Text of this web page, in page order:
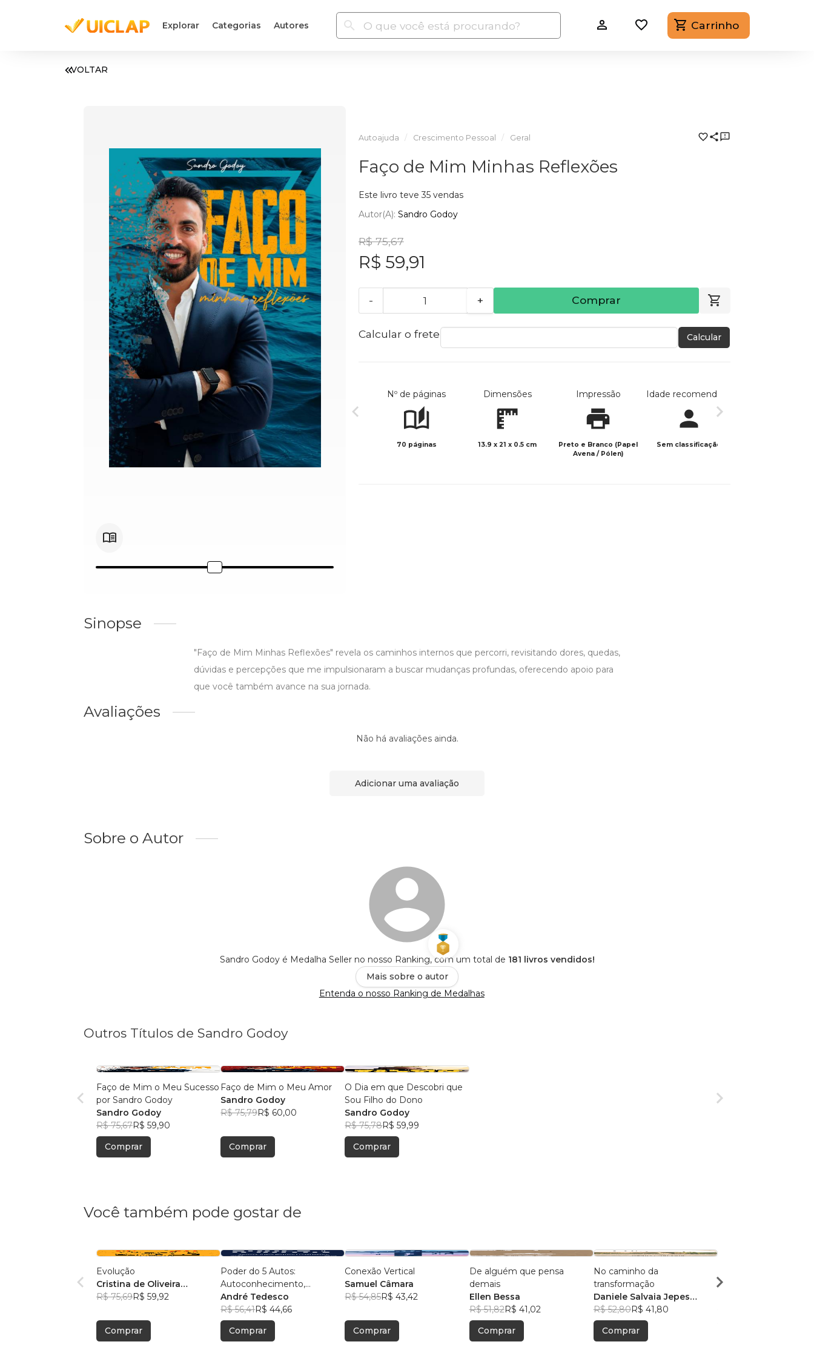
Explorar Categorias Autores Carrinho
VOLTAR
Autoajuda Crescimento Pessoal Geral
Faço de Mim Minhas Reflexões
Este livro teve 35 vendas
Autor(a): Sandro Godoy
R$ 75,67
R$ 59,91
- + Comprar
Calcular o frete Calcular
Nº de páginas
70 páginas
Dimensões
13.9 x 21 x 0.5 cm
Impressão
Preto e Branco (Papel
Avena / Pólen)
Idade recomendada
Sem classificação
Sinopse
"Faço de Mim Minhas Reflexões" revela os caminhos internos que percorri, revisitando dores, quedas,
dúvidas e percepções que me impulsionaram a buscar mudanças profundas, oferecendo apoio para
que você também avance na sua jornada.
Avaliações
Não há avaliações ainda.
Adicionar uma avaliação
Sobre o Autor
Sandro Godoy é Medalha Seller no nosso Ranking, com um total de 181 livros vendidos!
Mais sobre o autor
Entenda o nosso Ranking de Medalhas
Outros Títulos de Sandro Godoy
Faço de Mim o Meu Sucesso
por Sandro Godoy
Sandro Godoy
R$ 75,67R$ 59,90
Comprar
Faço de Mim o Meu Amor
Sandro Godoy
R$ 75,79R$ 60,00
Comprar
O Dia em que Descobri que
Sou Filho do Dono
Sandro Godoy
R$ 75,78R$ 59,99
Comprar
Você também pode gostar de
Evolução
Cristina de Oliveira
Leopoldino Rodrigues
R$ 75,69R$ 59,92
Comprar
Poder do 5 Autos:
Autoconhecimento,
Autocontrole, Autoestima,
Autoconfiança e
Autoperformance
André Tedesco
R$ 56,41R$ 44,66
Comprar
Conexão Vertical
Samuel Câmara
R$ 54,85R$ 43,42
Comprar
De alguém que pensa
demais
Ellen Bessa
R$ 51,82R$ 41,02
Comprar
No caminho da
transformação
Daniele Salvaia Jepes
Rentroia
R$ 52,80R$ 41,80
Comprar
sangra